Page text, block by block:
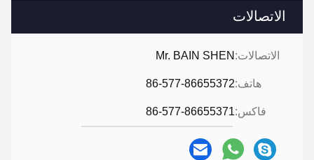
الاتصالات
الاتصالات: Mr. BAIN SHEN
هاتف:86-577-86655372
فاكس:86-577-86655371